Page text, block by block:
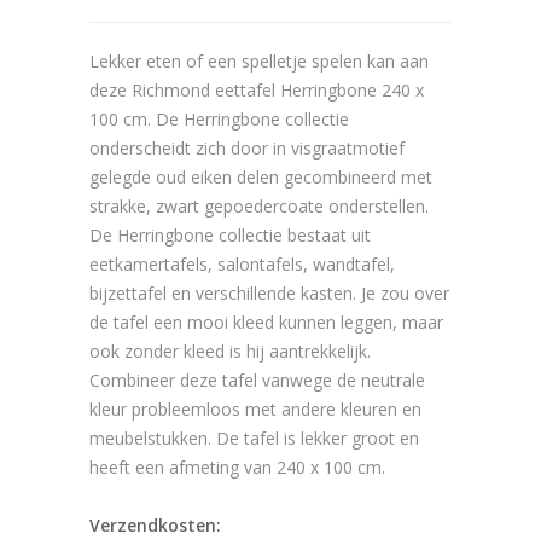
Lekker eten of een spelletje spelen kan aan
deze Richmond eettafel Herringbone 240 x
100 cm. De Herringbone collectie
onderscheidt zich door in visgraatmotief
gelegde oud eiken delen gecombineerd met
strakke, zwart gepoedercoate onderstellen.
De Herringbone collectie bestaat uit
eetkamertafels, salontafels, wandtafel,
bijzettafel en verschillende kasten. Je zou over
de tafel een mooi kleed kunnen leggen, maar
ook zonder kleed is hij aantrekkelijk.
Combineer deze tafel vanwege de neutrale
kleur probleemloos met andere kleuren en
meubelstukken. De tafel is lekker groot en
heeft een afmeting van 240 x 100 cm.
Verzendkosten: